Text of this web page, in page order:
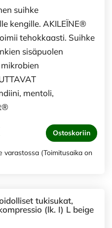
suihke
kengille. AKILEÏNE®
tehokkaasti. Suihke
sisäpuolen
mentoli,
Ostoskoriin
varastossa (Toimitusaika on
tukisukat,
(lk. I) L beige